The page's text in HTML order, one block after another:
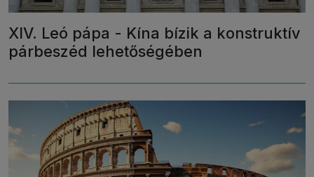
XIV. Leó pápa - Kína bízik a konstruktív
párbeszéd lehetőségében